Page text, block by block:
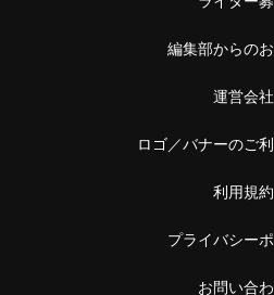
編集部からの
運営会社
ロゴ／バナーのご
利用規約
プライバシー
お問い合